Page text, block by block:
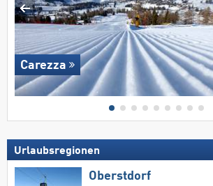
Carezza
Urlaubsregionen
Oberstdorf